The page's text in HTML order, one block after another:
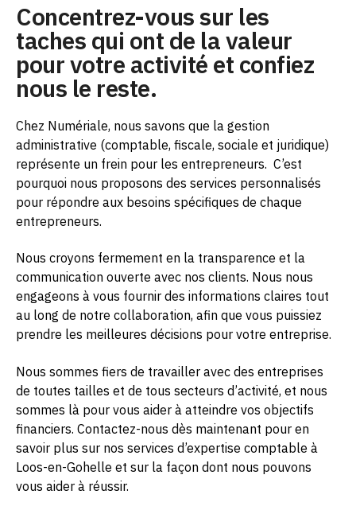
Concentrez-vous sur les
taches qui ont de la valeur
pour votre activité et confiez
nous le reste.
Chez Numériale, nous savons que la gestion
administrative (comptable, fiscale, sociale et juridique)
représente un frein pour les entrepreneurs. C’est
pourquoi nous proposons des services personnalisés
pour répondre aux besoins spécifiques de chaque
entrepreneurs.
Nous croyons fermement en la transparence et la
communication ouverte avec nos clients. Nous nous
engageons à vous fournir des informations claires tout
au long de notre collaboration, afin que vous puissiez
prendre les meilleures décisions pour votre entreprise.
Nous sommes fiers de travailler avec des entreprises
de toutes tailles et de tous secteurs d’activité, et nous
sommes là pour vous aider à atteindre vos objectifs
financiers. Contactez-nous dès maintenant pour en
savoir plus sur nos services d’expertise comptable à
Loos-en-Gohelle et sur la façon dont nous pouvons
vous aider à réussir.